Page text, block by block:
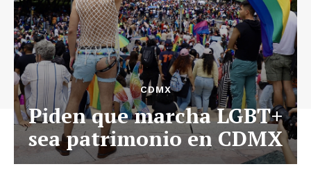
CDMX
Piden que marcha LGBT+
sea patrimonio en CDMX